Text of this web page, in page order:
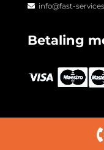
info@fast-
Betaling